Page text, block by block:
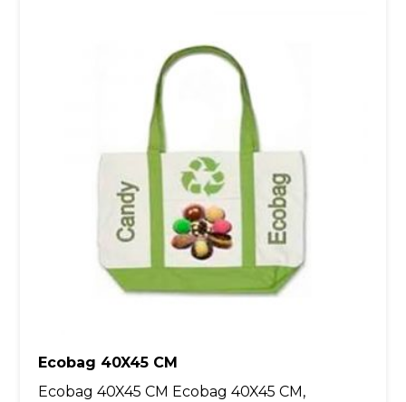
Ecobag 40X45 CM
Ecobag 40X45 CM Ecobag 40X45 CM,